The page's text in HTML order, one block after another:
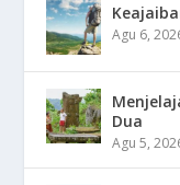
Agu 6,
Dua
Agu 5,